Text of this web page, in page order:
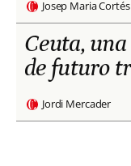
Josep Maria Cortés
Ceuta,
de futuro
Jordi Mercader